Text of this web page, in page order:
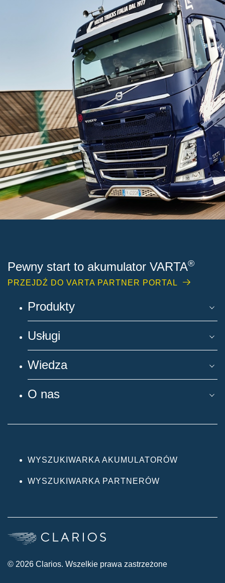
Pewny start to akumulator VARTA®
PRZEJDŹ DO VARTA PARTNER PORTAL
Produkty
Usługi
Wiedza
O nas
WYSZUKIWARKA AKUMULATORÓW
WYSZUKIWARKA PARTNERÓW
© 2026 Clarios. Wszelkie prawa zastrzeżone